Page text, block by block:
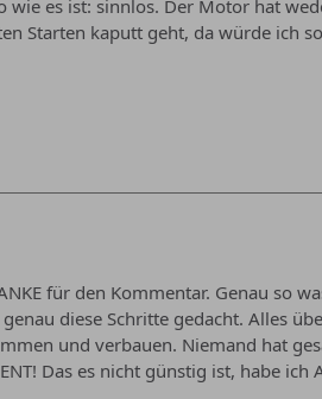
wie es ist: sinnlos. Der Motor hat
Starten kaputt geht, da würde ich
für den Kommentar. Genau so
diese Schritte gedacht. Alles
und verbauen. Niemand hat
Das es nicht günstig ist, habe ich